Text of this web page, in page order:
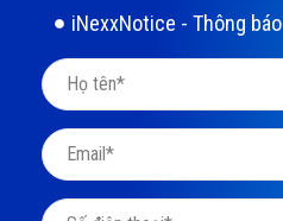
iNexxNotice - Thông báo